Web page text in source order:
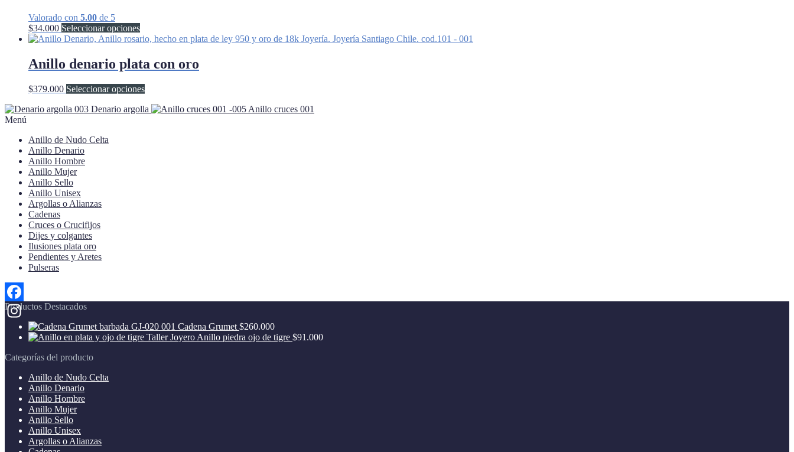
se
pueden
en
la
página
de
producto
Valorado con 5.00 de 5
$34.000 Seleccionar opcionesEste
producto
múltiples
variantes.
opciones
pueden
Anillo denario plata con oro
$379.000 Seleccionar opcionesEste
tiene
Denario argolla
Anillo cruces 001
Menú
Anillo de Nudo Celta
Anillo Denario
Anillo Hombre
Anillo Mujer
Anillo Sello
Anillo Unisex
Argollas o Alianzas
Cadenas
Cruces o Crucifijos
Dijes y colgantes
Ilusiones plata oro
Pendientes y Aretes
Pulseras
Facebook
Instagram
Productos Destacados
Cadena Grumet $260.000
Anillo piedra ojo de tigre $91.000
Categorías del producto
Anillo de Nudo Celta
Anillo Denario
Anillo Hombre
Anillo Mujer
Anillo Sello
Anillo Unisex
Argollas o Alianzas